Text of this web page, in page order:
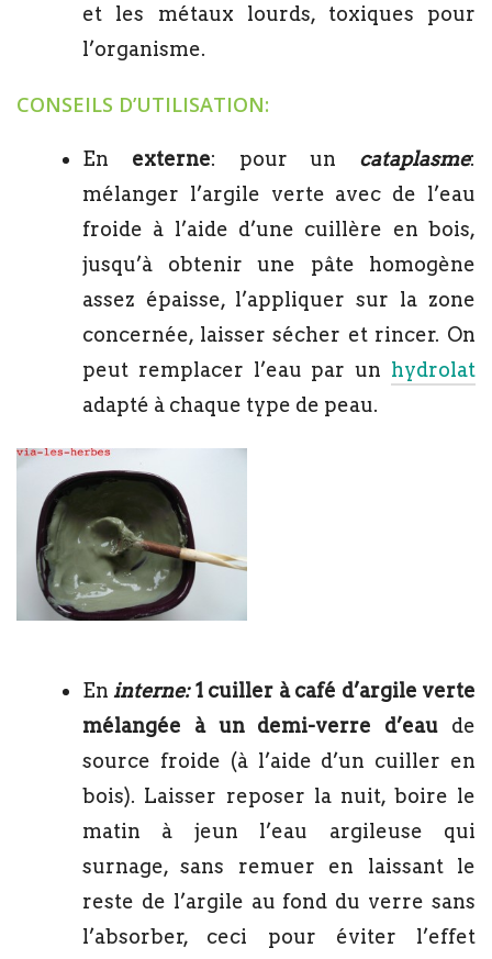
et les métaux lourds, toxiques pour
l’organisme.
CONSEILS D’UTILISATION:
En externe: pour un cataplasme:
mélanger l’argile verte avec de l’eau
froide à l’aide d’une cuillère en bois,
jusqu’à obtenir une pâte homogène
assez épaisse, l’appliquer sur la zone
concernée, laisser sécher et rincer. On
peut remplacer l’eau par un hydrolat
adapté à chaque type de peau.
En interne: 1 cuiller à café d’argile verte
mélangée à un demi-verre d’eau de
source froide (à l’aide d’un cuiller en
bois). Laisser reposer la nuit, boire le
matin à jeun l’eau argileuse qui
surnage, sans remuer en laissant le
reste de l’argile au fond du verre sans
l’absorber, ceci pour éviter l’effet